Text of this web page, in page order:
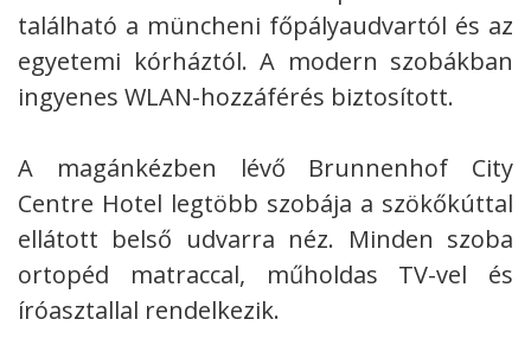
található a müncheni főpályaudvartól és az
egyetemi kórháztól. A modern szobákban
ingyenes WLAN-hozzáférés biztosított.
A magánkézben lévő Brunnenhof City
Centre Hotel legtöbb szobája a szökőkúttal
ellátott belső udvarra néz. Minden szoba
ortopéd matraccal, műholdas TV-vel és
íróasztallal rendelkezik.